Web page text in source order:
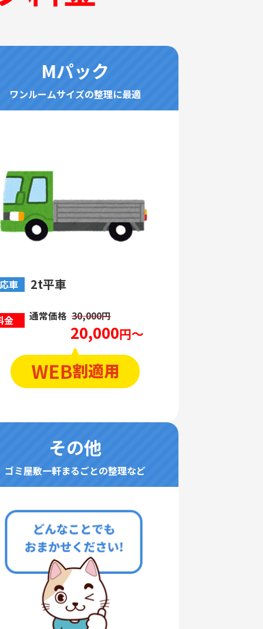
Mパック
ワンルームサイズの整理に最適
車 2t平車
金 通常価格 30,000円
20,000円～
その他
ゴミ屋敷一軒まるごとの整理など